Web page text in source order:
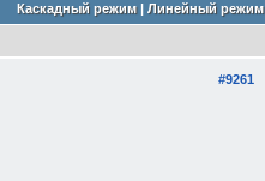
Каскадный режим| Линейный режим
#9261